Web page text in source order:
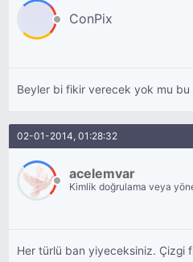
ConPix
Beyler bi fikir verecek yok mu bu
02-01-2014, 01:28:32
acelemvar
Kimlik doğrulama veya
Her türlü ban yiyeceksiniz. Çizgi